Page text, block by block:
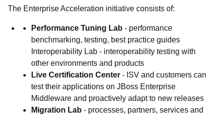
The Enterprise Acceleration initiative consists of:
Performance Tuning Lab - performance
benchmarking, testing, best practice guides
Interoperability Lab - interoperability testing with
other environments and products
Live Certification Center - ISV and customers can
test their applications on JBoss Enterprise
Middleware and proactively adapt to new releases
Migration Lab - processes, partners, services and